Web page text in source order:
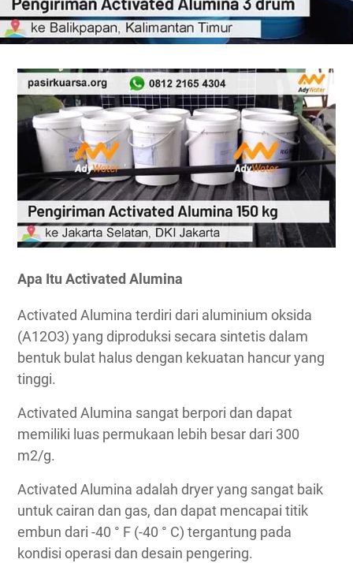
Apa Itu Activated Alumina
Activated Alumina terdiri dari aluminium oksida
(A12O3) yang diproduksi secara sintetis dalam
bentuk bulat halus dengan kekuatan hancur yang
tinggi.
Activated Alumina sangat berpori dan dapat
memiliki luas permukaan lebih besar dari 300
m2/g.
Activated Alumina adalah dryer yang sangat baik
untuk cairan dan gas, dan dapat mencapai titik
embun dari -40 ° F (-40 ° C) tergantung pada
kondisi operasi dan desain pengering.